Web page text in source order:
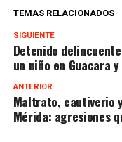
TEMAS RELACIONADOS
SIGUIENTE
Detenido
un niño en Guacara
ANTERIOR
Maltrato, cautiverio
Mérida: agresiones